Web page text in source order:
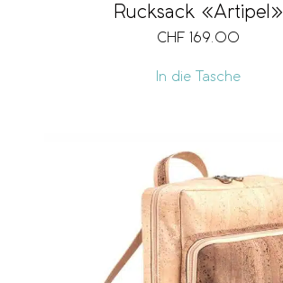
Rucksack «Artipel»
CHF 169.00
In die Tasche